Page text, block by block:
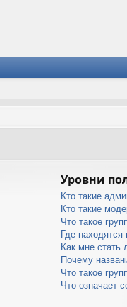
Уровни
Кто такие
Кто такие
Что такое
Где находятся
Как мне стать
Почему
Что такое
Что означает